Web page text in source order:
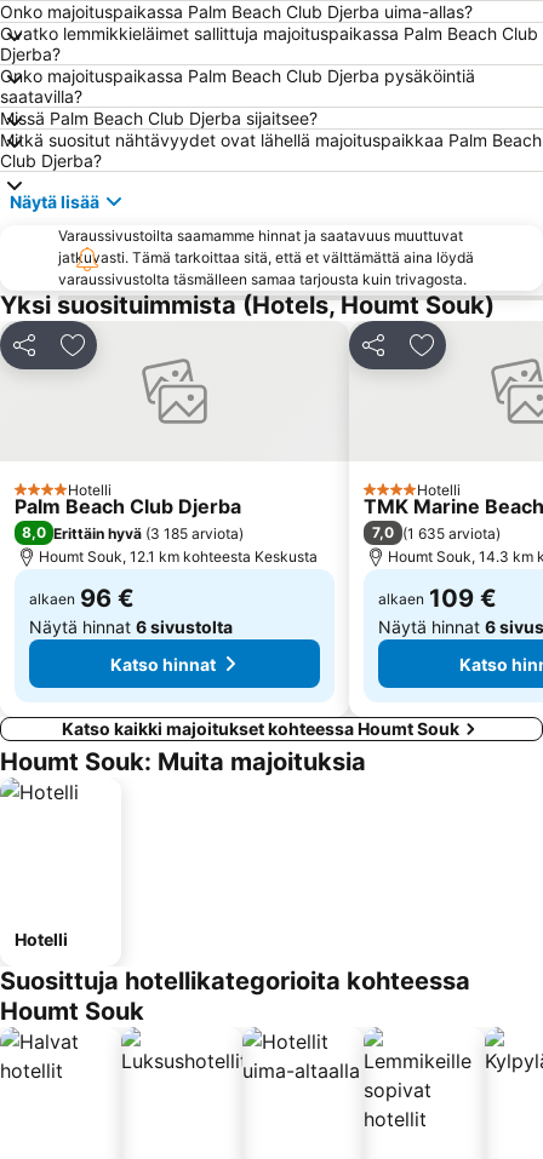
Onko majoituspaikassa Palm Beach Club Djerba uima-allas?
Ovatko lemmikkieläimet sallittuja majoituspaikassa Palm Beach Club
Djerba?
Onko majoituspaikassa Palm Beach Club Djerba pysäköintiä
saatavilla?
Missä Palm Beach Club Djerba sijaitsee?
Mitkä suositut nähtävyydet ovat lähellä majoituspaikkaa Palm Beach
Club Djerba?
Näytä lisää
Varaussivustoilta saamamme hinnat ja saatavuus muuttuvat
jatkuvasti. Tämä tarkoittaa sitä, että et välttämättä aina löydä
varaussivustolta täsmälleen samaa tarjousta kuin trivagosta.
Yksi suosituimmista (Hotels, Houmt Souk)
Jaa Lisää suosikkeihin
4 Tähtiluokitus
Hotelli
Palm Beach Club Djerba
8,0 Erittäin hyvä (3 185 arviota)
Houmt Souk, 12.1 km kohteesta Keskusta
alkaen 96 €
Näytä hinnat 6 sivustolta
Katso hinnat
Jaa Lisää
4 Tähtiluokitus
Hotelli
TMK Marine
7,0 (1 635 arviota)
Houmt Souk, 14.3 km
alkaen 109 €
Näytä hinnat 6
Katso
Katso kaikki majoitukset kohteessa Houmt Souk
Houmt Souk: Muita majoituksia
Hotelli
Suosittuja hotellikategorioita kohteessa
Houmt Souk